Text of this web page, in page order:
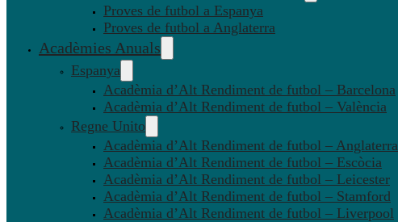
Proves de futbol a Espanya
Proves de futbol a Anglaterra
Acadèmies Anuals
Espanya
Acadèmia d’Alt Rendiment de futbol – Barcelona
Acadèmia d’Alt Rendiment de futbol – València
Regne Unito
Acadèmia d’Alt Rendiment de futbol – Anglaterra
Acadèmia d’Alt Rendiment de futbol – Escòcia
Acadèmia d’Alt Rendiment de futbol – Leicester
Acadèmia d’Alt Rendiment de futbol – Stamford
Acadèmia d’Alt Rendiment de futbol – Liverpool